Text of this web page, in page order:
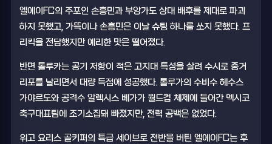
엘에이FC의 주포인 손흥민과 부앙가도 상대 배후를 제대로 파괴
하지 못했고, 가뜩이나 손흥민은 이날 슈팅 하나를 쏘지 못했다. 프
리킥을 전담했지만 예리한 맛은 떨어졌다.
반면 톨루카는 공기 저항이 적은 고지대 특성을 살려 수시로 중거
리포를 날리면서 대량 득점에 성공했다. 톨루가의 수비수 헤수스
가야르도와 공격수 알렉시스 베가가 월드컵 체제에 들어간 멕시코
축구대표팀에 조기소집돼 빠졌지만, 전력 공백은 없었다.
위고 요리스 골키퍼의 특급 세이브로 전반을 버틴 엘에이FC는 후